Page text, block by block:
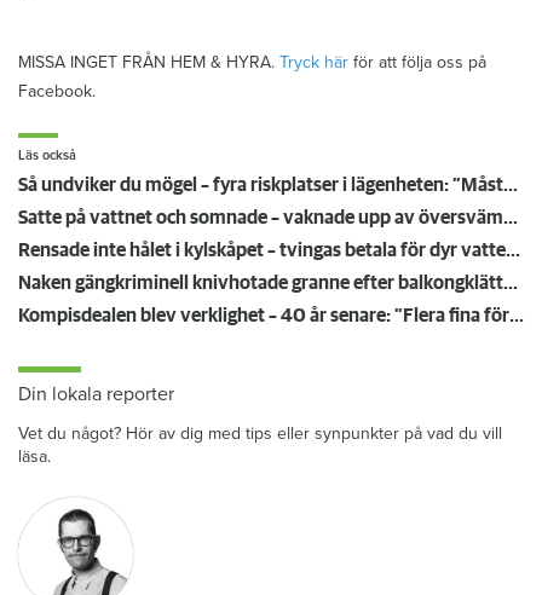
MISSA INGET FRÅN HEM & HYRA. Tryck här för att följa oss på
Facebook.
Läs också
Så undviker du mögel – fyra riskplatser i lägenheten: ”Måste städa bort”
Satte på vattnet och somnade – vaknade upp av översvämning hos grannen
Rensade inte hålet i kylskåpet – tvingas betala för dyr vattenskada
Naken gängkriminell knivhotade granne efter balkongklättring
Kompisdealen blev verklighet – 40 år senare: "Flera fina fördelar med att dela bostad"
Din lokala reporter
Vet du något? Hör av dig med tips eller synpunkter på vad du vill
läsa.